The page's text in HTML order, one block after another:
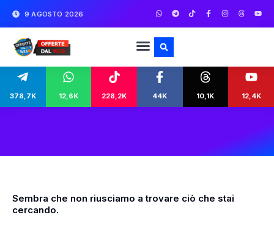
9 AGOSTO 2026
378,7K 12,6K 228,2K 44K 10,1K 12,4K
Sembra che non riusciamo a trovare ciò che stai
cercando.